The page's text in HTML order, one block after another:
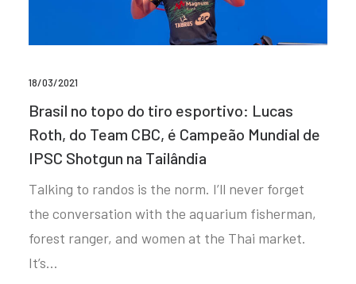
18/03/2021
Brasil no topo do tiro esportivo: Lucas
Roth, do Team CBC, é Campeão Mundial de
IPSC Shotgun na Tailândia
Talking to randos is the norm. I’ll never forget
the conversation with the aquarium fisherman,
forest ranger, and women at the Thai market.
It’s…